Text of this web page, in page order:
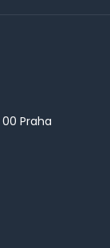
Praha